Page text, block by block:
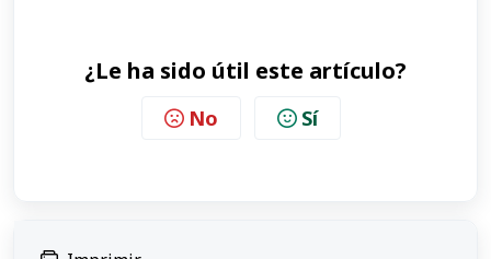
¿Le ha sido útil este artículo?
No Sí